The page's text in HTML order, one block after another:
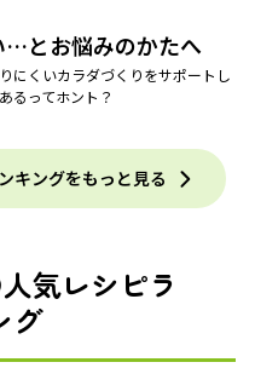
…とお悩みのかたへ
にくいカラダづくりをサポートし
るってホント？
キングをもっと見る
気レシピラ
グ